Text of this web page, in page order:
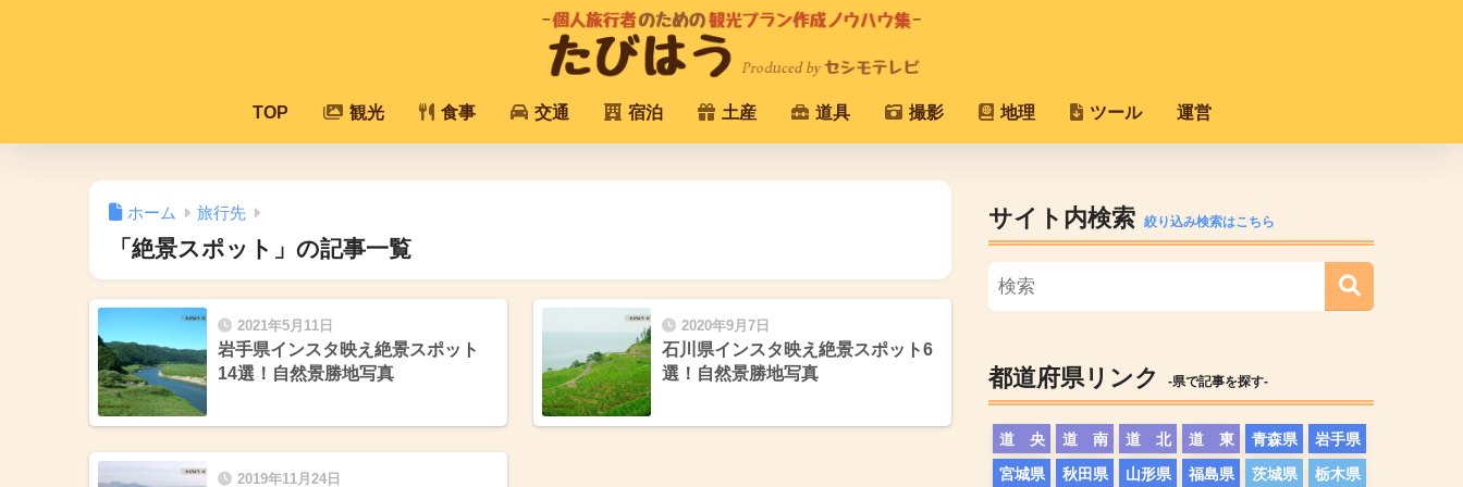
TOP 観光 食事 交通 宿泊 土産 道具 撮影 地理 ツール 運営
ホーム 旅行先
「絶景スポット」の記事一覧
2021年5月11日
岩手県インスタ映え絶景スポット
14選！自然景勝地写真
2020年9月7日
石川県インスタ映え絶景スポット6
選！自然景勝地写真
2019年11月24日
サイト内検索 絞り込み検索はこちら
都道府県リンク -県で記事を探す-
道 央 道 南 道 北 道 東 青森県
岩手県
宮城県
秋田県 山形県 福島県 茨城県
栃木県